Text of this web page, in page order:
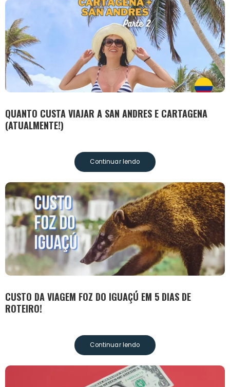
QUANTO CUSTA VIAJAR A SAN ANDRES E CARTAGENA
(ATUALMENTE!)
Continuar lendo
CUSTO DA VIAGEM FOZ DO IGUAÇÚ EM 5 DIAS DE
ROTEIRO!
Continuar lendo